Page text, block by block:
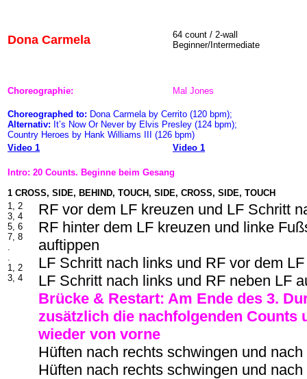
Dona Carmela
64 count / 2-wall
Beginner/Intermediate
Choreographie: Mal Jones
Choreographed to: Dona Carmela by Cerrito (120 bpm);
Alternativ: It’s Now Or Never by Elvis Presley (124 bpm);
Country Heroes by Hank Williams III (126 bpm)
Video 1
Video 1
Intro: 20 Counts. Beginne beim Gesang
1 CROSS, SIDE, BEHIND, TOUCH, SIDE, CROSS, SIDE, TOUCH
1, 2
3, 4
5, 6
7, 8
.
.
1, 2
3, 4
RF vor dem LF kreuzen und LF Schritt
RF hinter dem LF kreuzen und linke
auftippen
LF Schritt nach links und RF vor dem
LF Schritt nach links und RF neben LF
Brücke & Restart: Am Ende des 3.
zusätzlich die nachfolgenden Counts
wieder von vorne
Hüften nach rechts schwingen und
Hüften nach rechts schwingen und